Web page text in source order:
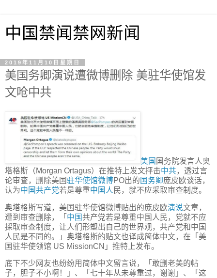
中国禁闻禁网新闻
2019年11月10日星期日
美国务卿演说遭微博删除 美驻华使馆发
文呛中共
美国 国务院发言人奥
塔格斯（Morgan Ortagus）在推特上发文抨击中共，透过言
论审查，删除美国驻华使馆微博PO出的 国务卿庞皮欧谈话，
认为中国共产党若是尊重中国人 民，就不应采取审查制度。
奥塔格斯写道，美国驻华使馆微博贴出的庞皮欧演说文章，
遭到审查删除，「 中国共产党若是尊重中国人民，党就不应
採取审查制度，让人们形塑出自己的世界观，共产党和中国
人民是不同的。」奥塔格斯的贴文也译成简体中文，在「美
国驻华使领馆 US MissionCN」推特上发布。
底下不少网友也纷纷用简体中文留言说，「敢删老美的帖
子，胆子不小啊！」、「七十年从未尊重过，谢谢」、「这